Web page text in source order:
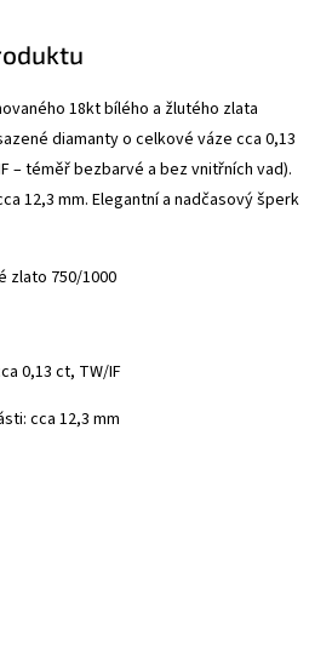
18kt bílého a žlutého zlata
diamanty o celkové váze cca 0,13
– téměř bezbarvé a bez vnitřních vad).
12,3 mm. Elegantní a nadčasový šperk
zlato 750/1000
0,13 ct, TW/IF
cca 12,3 mm